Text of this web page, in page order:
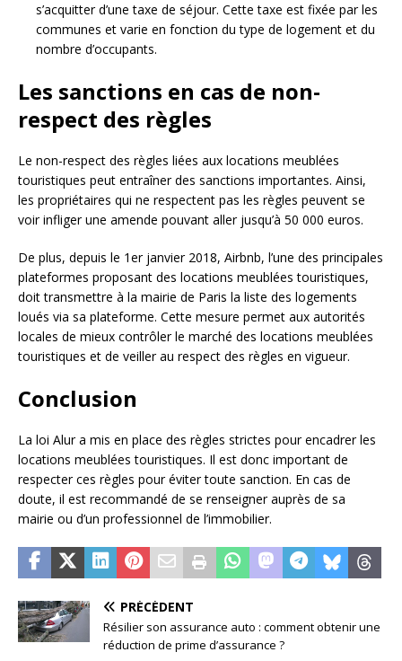
s’acquitter d’une taxe de séjour. Cette taxe est fixée par les
communes et varie en fonction du type de logement et du
nombre d’occupants.
Les sanctions en cas de non-
respect des règles
Le non-respect des règles liées aux locations meublées
touristiques peut entraîner des sanctions importantes. Ainsi,
les propriétaires qui ne respectent pas les règles peuvent se
voir infliger une amende pouvant aller jusqu’à 50 000 euros.
De plus, depuis le 1er janvier 2018, Airbnb, l’une des principales
plateformes proposant des locations meublées touristiques,
doit transmettre à la mairie de Paris la liste des logements
loués via sa plateforme. Cette mesure permet aux autorités
locales de mieux contrôler le marché des locations meublées
touristiques et de veiller au respect des règles en vigueur.
Conclusion
La loi Alur a mis en place des règles strictes pour encadrer les
locations meublées touristiques. Il est donc important de
respecter ces règles pour éviter toute sanction. En cas de
doute, il est recommandé de se renseigner auprès de sa
mairie ou d’un professionnel de l’immobilier.
PRÉCÉDENT
Résilier son assurance auto : comment obtenir une
réduction de prime d’assurance ?